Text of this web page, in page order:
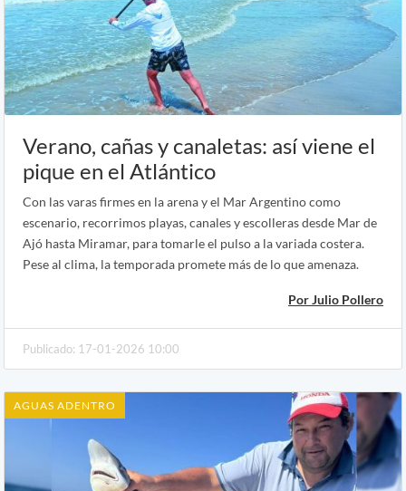
Verano, cañas y canaletas: así viene el
pique en el Atlántico
Con las varas firmes en la arena y el Mar Argentino como
escenario, recorrimos playas, canales y escolleras desde Mar de
Ajó hasta Miramar, para tomarle el pulso a la variada costera.
Pese al clima, la temporada promete más de lo que amenaza.
Por Julio Pollero
Publicado: 17-01-2026 10:00
AGUAS ADENTRO